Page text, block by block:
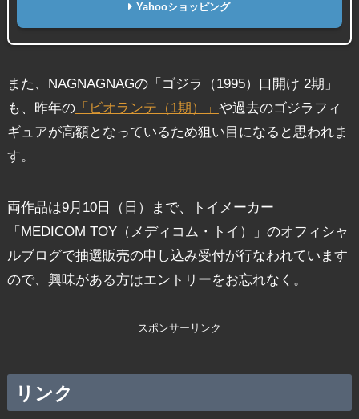
Yahooショッピング
また、NAGNAGNAGの「ゴジラ（1995）口開け 2期」
も、昨年の「ビオランテ（1期）」 や過去のゴジラフィ
ギュアが高額となっているため狙い目になると思われま
す。
両作品は9月10日（日）まで、トイメーカー
「MEDICOM TOY（メディコム・トイ）」のオフィシャ
ルブログで抽選販売の申し込み受付が行なわれています
ので、興味がある方はエントリーをお忘れなく。
スポンサーリンク
リンク